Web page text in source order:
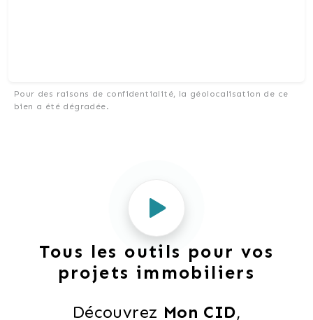
Pour des raisons de confidentialité, la géolocalisation de ce
bien a été dégradée.
Tous les outils pour vos
projets immobiliers
Découvrez Mon CID,